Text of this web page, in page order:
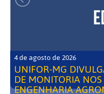
4 de agosto de 2026
UNIFOR-MG
DE MONITORIA
ENGENHARIA